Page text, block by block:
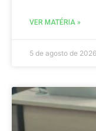
VER MATÉRIA »
5 de agosto de 2026